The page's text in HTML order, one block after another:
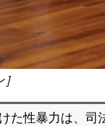
た性暴力は、